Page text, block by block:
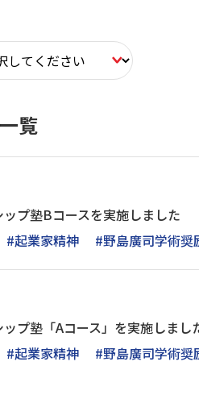
覧
プ塾Bコースを実施しました
#起業家精神 #野島廣司学術奨
プ塾「Aコース」を実施しまし
#起業家精神 #野島廣司学術奨